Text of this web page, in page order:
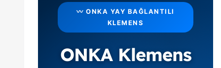
〰️ ONKA YAY BAĞLANTILI
KLEMENS
ONKA Klemens